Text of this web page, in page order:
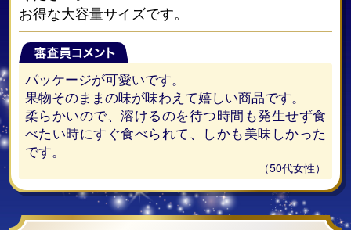
お得な大容量サイズです。
パッケージが可愛いです。
果物そのままの味が味わえて嬉しい商品です。
柔らかいので、溶けるのを待つ時間も発生せず食
べたい時にすぐ食べられて、しかも美味しかった
です。
（50代女性）